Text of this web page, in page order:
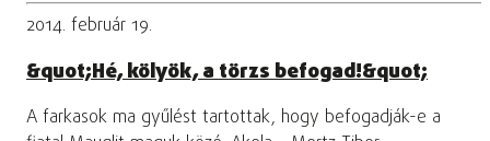
2014. február 19.
&quot;Hé, kölyök, a törzs befogad!&quot;
A farkasok ma gyűlést tartottak, hogy befogadják-e a